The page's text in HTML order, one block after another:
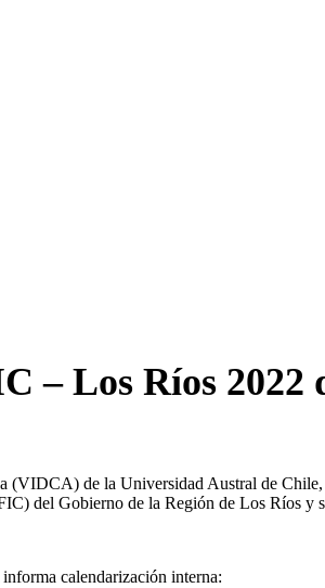
– Los Ríos 2022
de la Universidad Austral de
del Gobierno de la Región de Los Ríos y
calendarización interna: